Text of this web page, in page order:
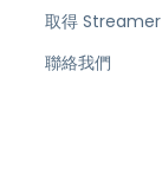
取得 Streamer
聯絡我們